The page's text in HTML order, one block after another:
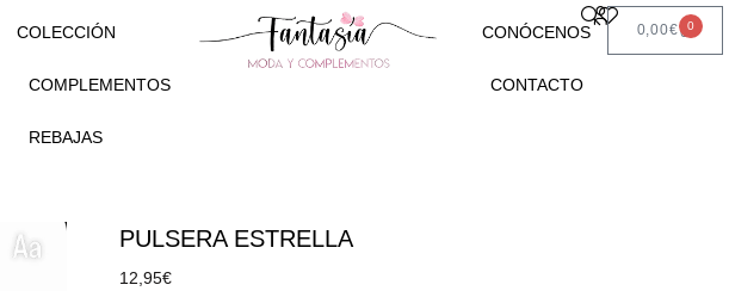
COLECCIÓN
COMPLEMENTOS
REBAJAS
CONÓCENOS
CONTACTO
0,00€ 0
PULSERA ESTRELLA
12,95€